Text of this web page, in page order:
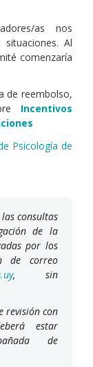
as nos
Al
comenzaría
de reembolso,
Incentivos
Psicología de
consultas
de la
por los
de correo
, sin
revisión con
estar
de